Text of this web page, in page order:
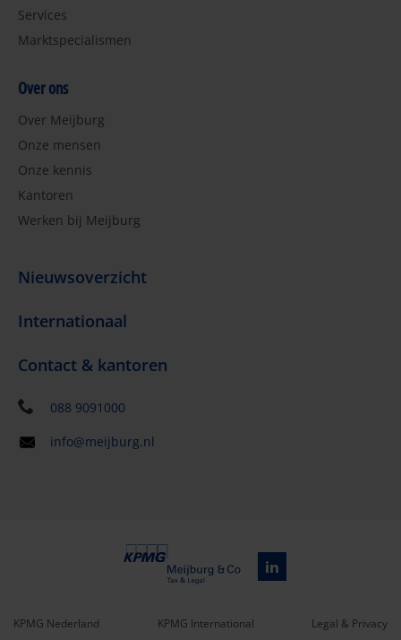
Services
Marktspecialismen
Over ons
Over Meijburg
Onze mensen
Onze kennis
Kantoren
Werken bij Meijburg
Nieuwsoverzicht
Internationaal
Contact & kantoren
088 9091000
info@meijburg.nl
KPMG Nederland KPMG International Legal & Privacy